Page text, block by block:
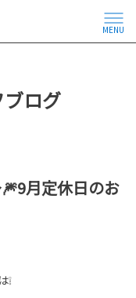
MENU
ログ
月定休日のお